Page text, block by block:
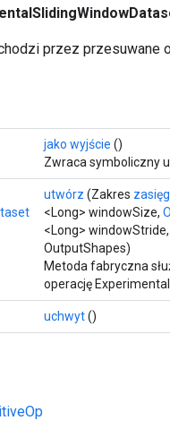
przez przesuwane
jako wyjście ()
Zwraca symboliczny
utwórz (Zakres
<Long> windowSize,
<Long>
OutputShapes)
Metoda fabryczna
operację
uchwyt()